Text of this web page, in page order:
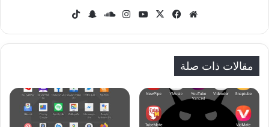
موق
الوي
ب
في
وك
‫X
‫Yo
ub
انس
ام
سا
كلاو
سنا
تشا
k
مقالات ذات صلة